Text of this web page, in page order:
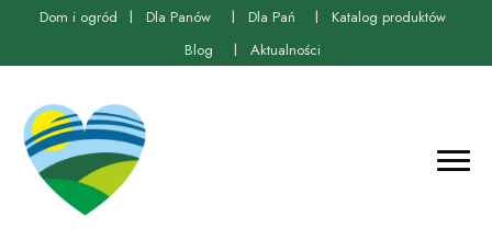
Dom i ogród Dla Panów Dla Pań
Katalog produktów
Blog
Aktualności